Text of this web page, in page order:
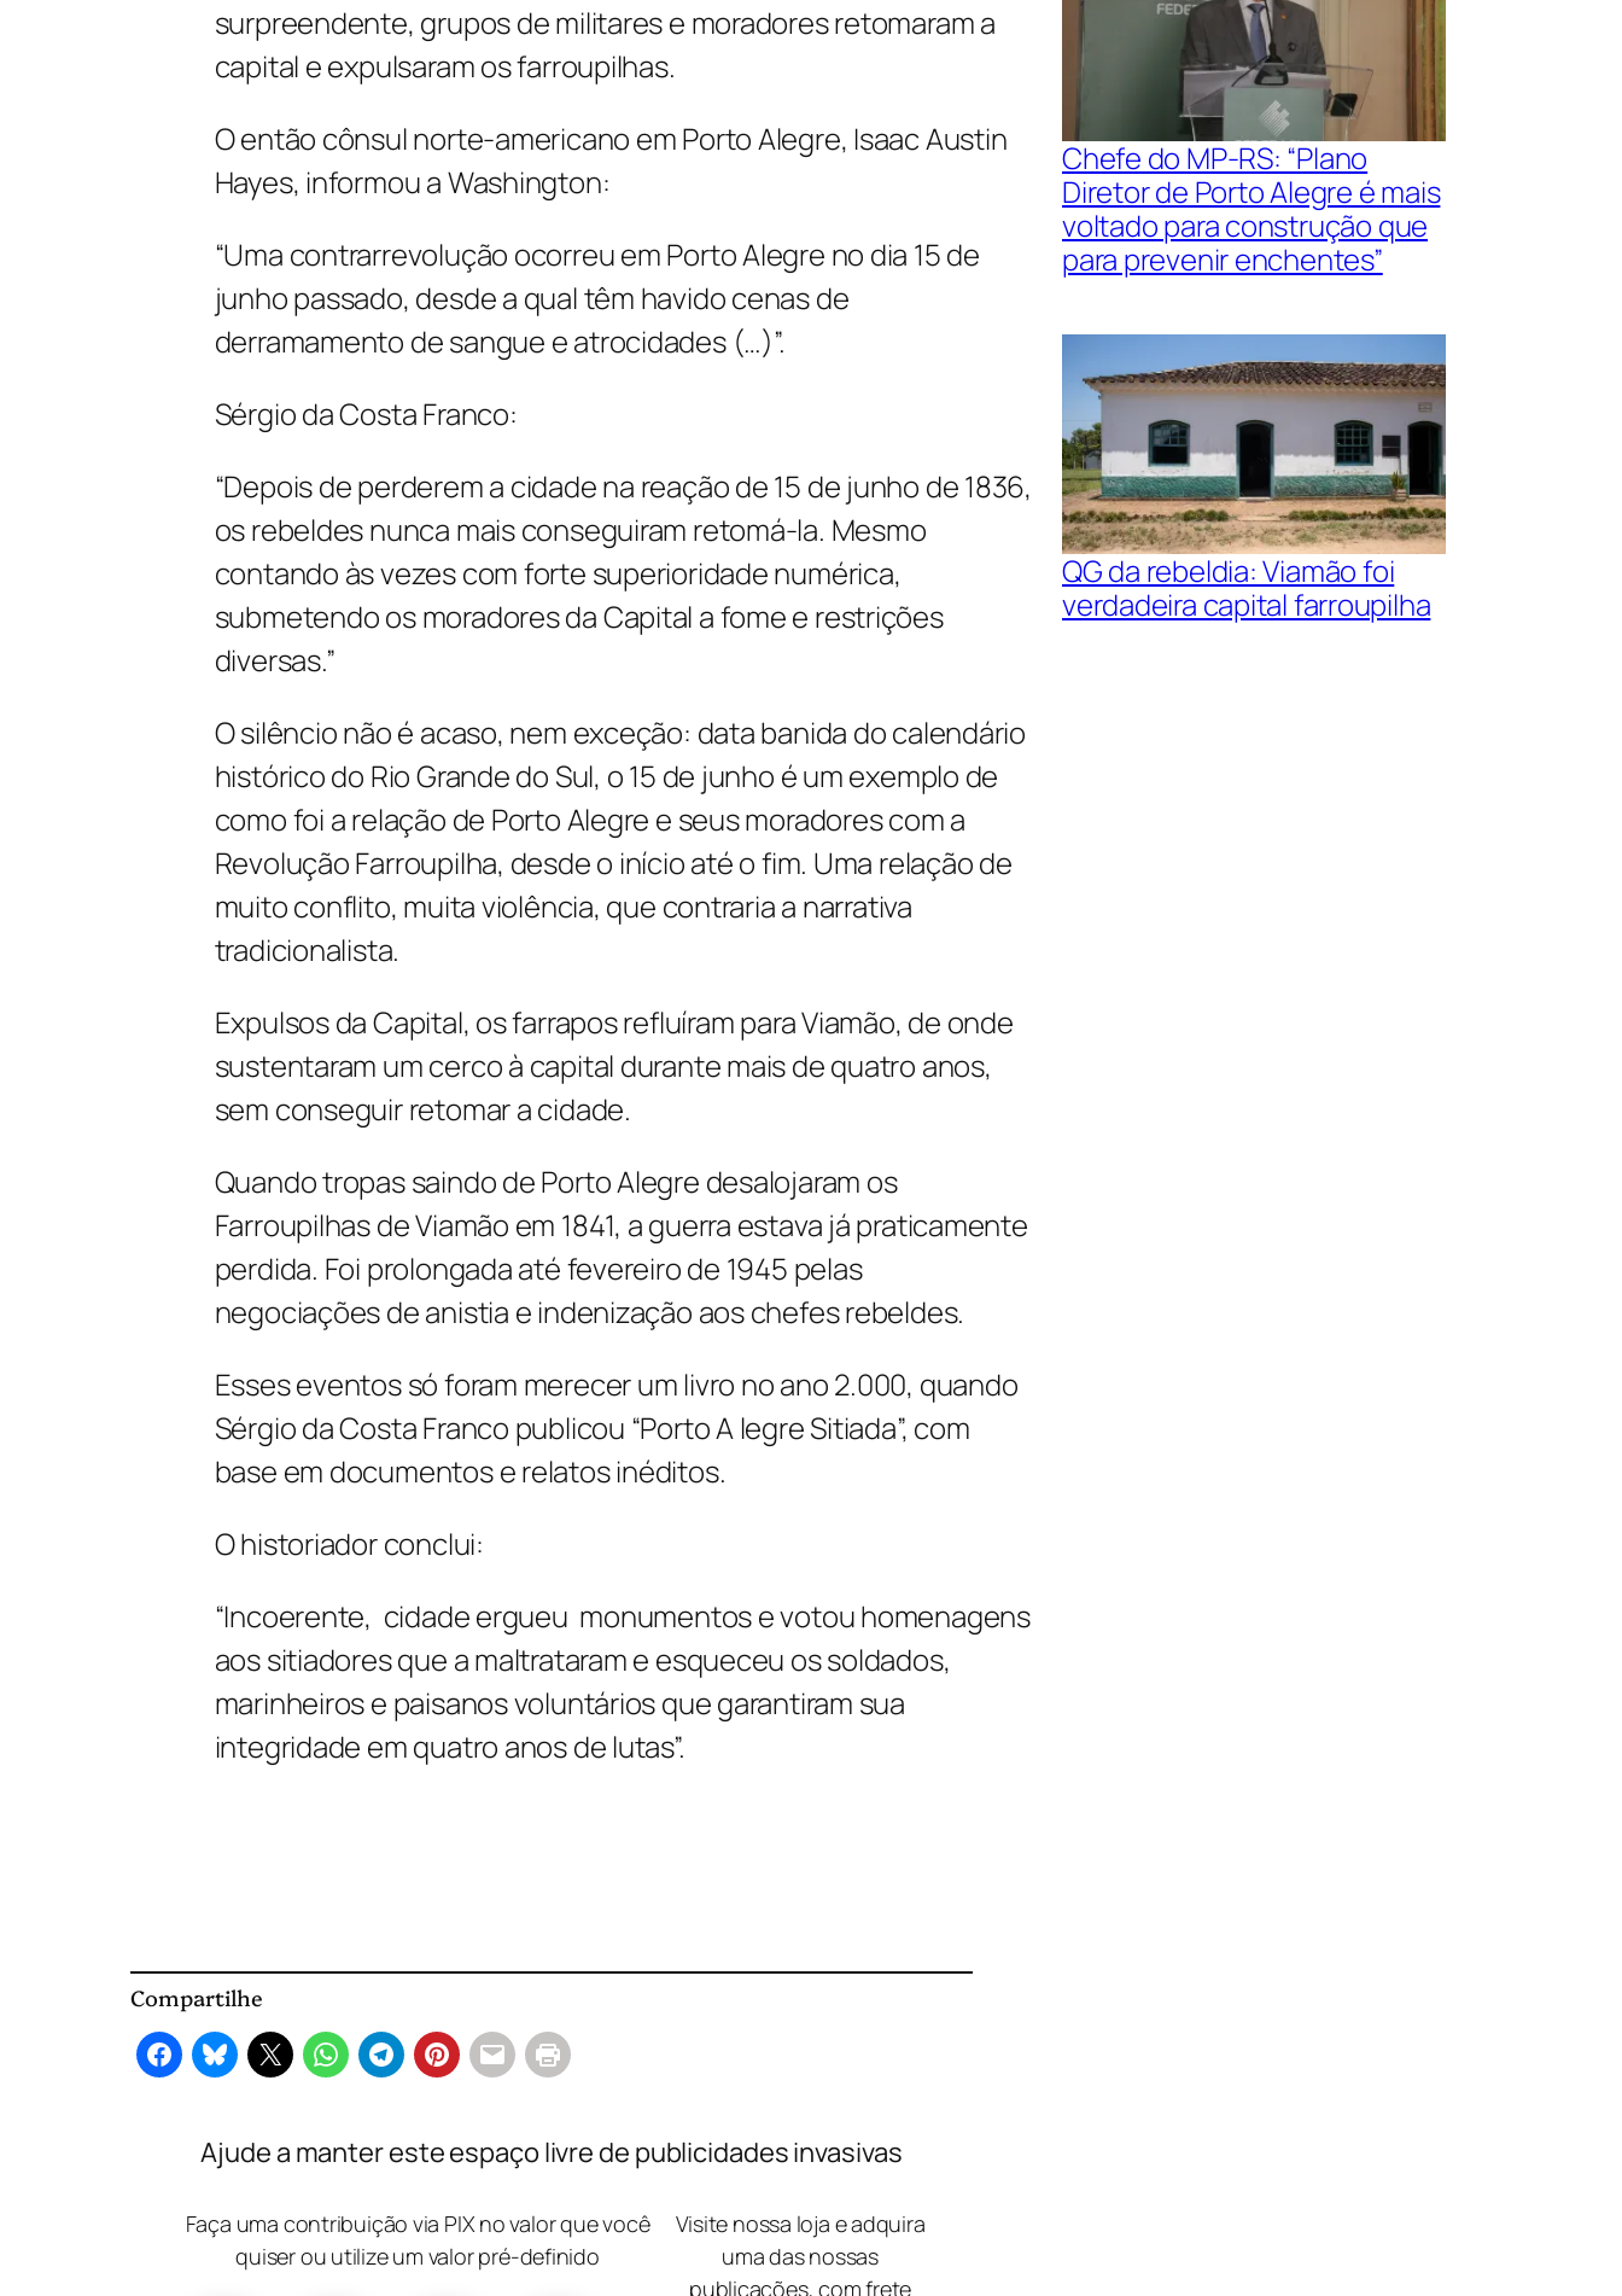
surpreendente, grupos de militares e moradores retomaram a
capital e expulsaram os farroupilhas.
O então cônsul norte-americano em Porto Alegre, Isaac Austin
Hayes, informou a Washington:
“Uma contrarrevolução ocorreu em Porto Alegre no dia 15 de
junho passado, desde a qual têm havido cenas de
derramamento de sangue e atrocidades (…)”.
Sérgio da Costa Franco:
“Depois de perderem a cidade na reação de 15 de junho de 1836,
os rebeldes nunca mais conseguiram retomá-la. Mesmo
contando às vezes com forte superioridade numérica,
submetendo os moradores da Capital a fome e restrições
diversas.”
O silêncio não é acaso, nem exceção: data banida do calendário
histórico do Rio Grande do Sul, o 15 de junho é um exemplo de
como foi a relação de Porto Alegre e seus moradores com a
Revolução Farroupilha, desde o início até o fim. Uma relação de
muito conflito, muita violência, que contraria a narrativa
tradicionalista.
Expulsos da Capital, os farrapos refluíram para Viamão, de onde
sustentaram um cerco à capital durante mais de quatro anos,
sem conseguir retomar a cidade.
Quando tropas saindo de Porto Alegre desalojaram os
Farroupilhas de Viamão em 1841, a guerra estava já praticamente
perdida. Foi prolongada até fevereiro de 1945 pelas
negociações de anistia e indenização aos chefes rebeldes.
Esses eventos só foram merecerum livro no ano 2.000, quando
Sérgio da Costa Franco publicou “Porto A legre Sitiada”, com
base em documentos e relatos inéditos.
O historiador conclui:
“Incoerente, cidade ergueu monumentos e votou homenagens
aos sitiadores que a maltrataram e esqueceu os soldados,
marinheiros e paisanos voluntários que garantiram sua
integridade em quatro anos de lutas”.
Compartilhe
Ajude a manter este espaço livre de publicidades invasivas
Faça uma contribuição via PIX no valor que você
quiser ou utilize um valor pré-definido
Visite nossa loja e adquira
uma das nossas
publicações, com frete
Chefe do MP-RS: “Plano
Diretor de Porto Alegre é mais
voltado para construção que
para prevenir enchentes”
QG da rebeldia: Viamão foi
verdadeira capital farroupilha